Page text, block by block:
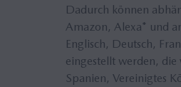
Dadurch können
Amazon, Alexa* und
Englisch, Deutsch,
eingestellt werden,
Spanien, Vereinigtes